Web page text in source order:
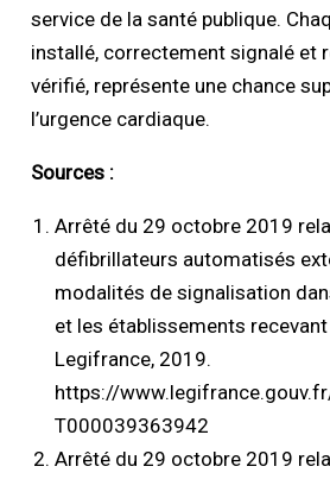
service de la santé publique.
installé, correctement signalé et
vérifié, représente une chance
l’urgence cardiaque.
Sources :
Arrêté du 29 octobre 2019
défibrillateurs automatisés
modalités de signalisation
et les établissements
Legifrance, 2019.
https://
T000039363942
Arrêté du 29 octobre 2019